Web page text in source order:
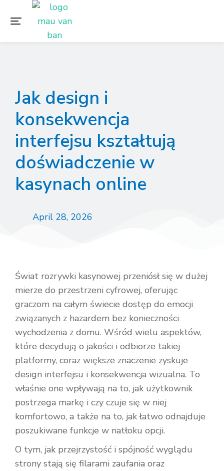
Jak design i
konsekwencja
interfejsu kształtują
doświadczenie w
kasynach online
April 28, 2026
Świat rozrywki kasynowej przeniósł się w dużej
mierze do przestrzeni cyfrowej, oferując
graczom na całym świecie dostęp do emocji
związanych z hazardem bez konieczności
wychodzenia z domu. Wśród wielu aspektów,
które decydują o jakości i odbiorze takiej
platformy, coraz większe znaczenie zyskuje
design interfejsu i konsekwencja wizualna. To
właśnie one wpływają na to, jak użytkownik
postrzega markę i czy czuje się w niej
komfortowo, a także na to, jak łatwo odnajduje
poszukiwane funkcje w natłoku opcji.
O tym, jak przejrzystość i spójność wyglądu
strony stają się filarami zaufania oraz